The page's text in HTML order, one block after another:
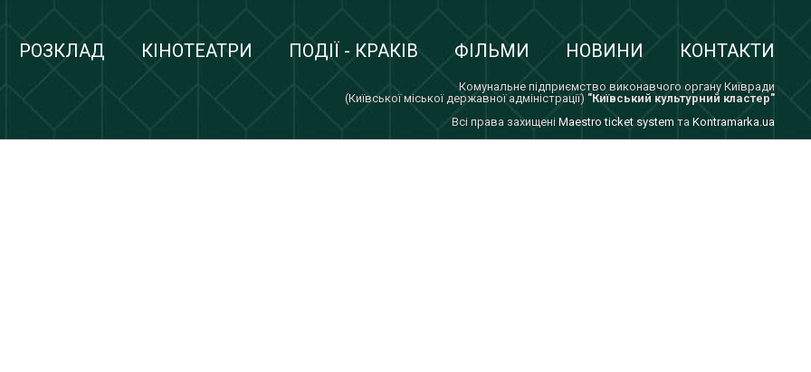
РОЗКЛАД КІНОТЕАТРИ ПОДІЇ - КРАКІВ ФІЛЬМИ НОВИНИ КОНТАКТИ
Комунальне підприємство виконавчого органу Київради
(Київської міської державної адміністрації) "Київський культурний кластер"
Всi права захищенi Maestro ticket system та Kontramarka.ua